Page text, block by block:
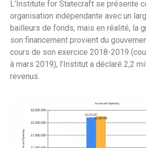
L’Institute for Statecraft se présente
organisation indépendante avec un
bailleurs de fonds, mais en réalité, la
son financement provient du
cours de son exercice 2018-2019
à mars 2019), l’Institut a déclaré 2,2
revenus.